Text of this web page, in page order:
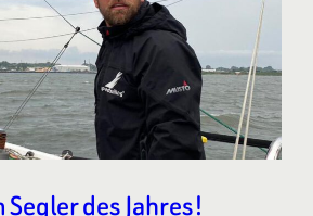
des Jahres!